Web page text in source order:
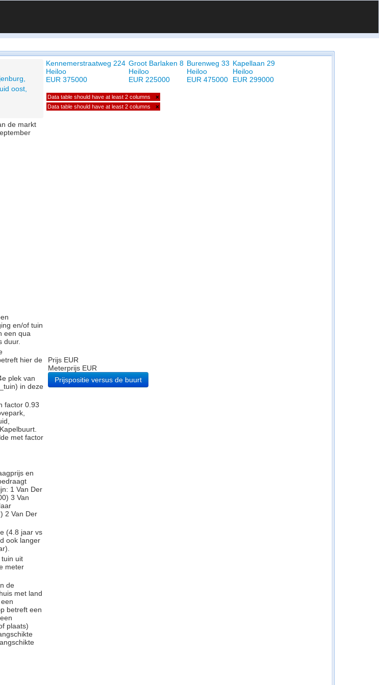
oost,
de markt
en/of tuin
een qua
duur.
hier de
plek van
in deze
factor 0.93
met factor
en
1 Van Der
3 Van
2 Van Der
(4.8 jaar vs
ook langer
uit
meter
de
met land
betreft een
plaats)
Kennemerstraatweg 224
Heiloo
EUR 375000
Groot Barlaken 8
Heiloo
EUR 225000
Burenweg 33
Heiloo
EUR 475000
Kapellaan 29
Heiloo
EUR 299000
Data table should have at least 2 columns ×
Data table should have at least 2 columns ×
Prijs EUR
Meterprijs EUR
Prijspositie versus de buurt